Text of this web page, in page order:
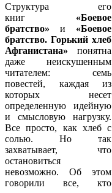
Структура его
книг «Боевое
братство» и «Боевое
братство. Горький хлеб
Афганистана» понятна
даже неискушенным
читателем: семь
повестей, каждая из
которых несет
определенную идейную
и смысловую нагрузку.
Все просто, как хлеб с
солью. Но так
захватывает, что
остановиться
невозможно. Об этом
говорили все, кто